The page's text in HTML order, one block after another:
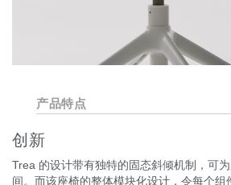
产品特点
创新
Trea 的设计带有独特的固态斜倾机制，可
间。而该座椅的整体模块化设计，令每个组